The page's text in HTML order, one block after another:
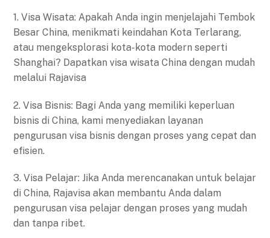
1. Visa Wisata: Apakah Anda ingin menjelajahi Tembok
Besar China, menikmati keindahan Kota Terlarang,
atau mengeksplorasi kota-kota modern seperti
Shanghai? Dapatkan visa wisata China dengan mudah
melalui Rajavisa
2. Visa Bisnis: Bagi Anda yang memiliki keperluan
bisnis di China, kami menyediakan layanan
pengurusan visa bisnis dengan proses yang cepat dan
efisien.
3. Visa Pelajar: Jika Anda merencanakan untuk belajar
di China, Rajavisa akan membantu Anda dalam
pengurusan visa pelajar dengan proses yang mudah
dan tanpa ribet.